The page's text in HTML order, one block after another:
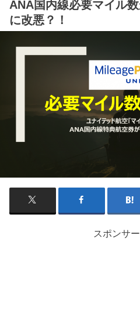
ANA国内線必要マイル
に改悪？！
スポンサ